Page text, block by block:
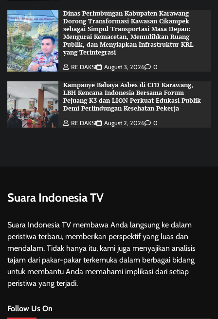
Dinas Perhubungan Kabupaten Karawang
Dorong Transformasi Kawasan Cikampek
sebagai Simpul Transportasi Masa Depan:
Mengurai Kemacetan, Memulihkan Ruang
Publik, dan Menyiapkan Infrastruktur KRL
yang Terintegrasi
RE DAKSI August 3, 2026 0
Kampanye Bahaya Asbes di CFD Karawang,
LBH Kencana Indonesia Bersama Forum
Pejuang K3 dan LION Perkuat Edukasi Publik
Demi Perlindungan Kesehatan Pekerja
RE DAKSI August 2, 2026 0
Suara Indonesia TV
Suara Indonesia TV membawa Anda langsung ke dalam
peristiwa terbaru, memberikan perspektif yang luas dan
mendalam. Tidak hanya itu, kami juga menyajikan analisis
tajam dari pakar-pakar terkemuka dalam berbagai bidang
untuk membantu Anda memahami implikasi dari setiap
peristiwa yang terjadi.
Follow Us On